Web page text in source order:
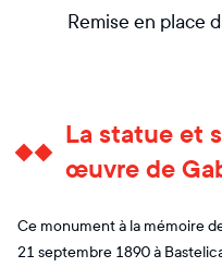
Remise en place
La statue et
œuvre de
Ce monument à la mémoire
21 septembre 1890 à